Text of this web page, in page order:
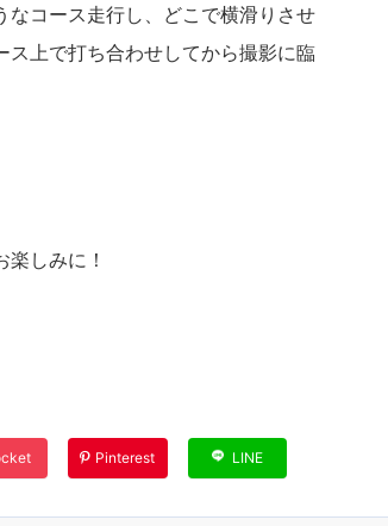
コース走行し、どこで横滑りさせ
ス上で打ち合わせしてから撮影に臨
しみに！
Pinterest LINE